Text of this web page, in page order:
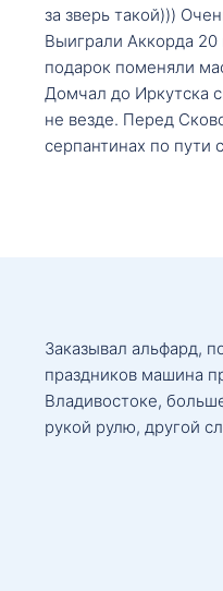
за зверь такой)))
Выиграли Аккорда
подарок поменяли
Домчал до Иркутска
не везде. Перед
серпантинах по пути
Заказывал альфард,
праздников машина
Владивостоке,
рукой рулю, другой